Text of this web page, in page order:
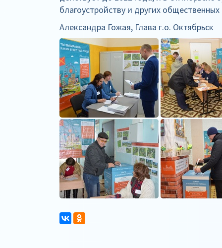
благоустройству и других
Александра Гожая, Глава г.о. Октябрьск